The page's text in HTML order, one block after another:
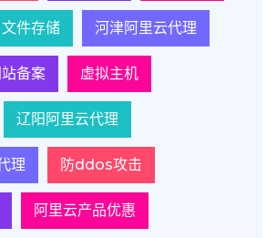
文件存储 河津阿里云代理
站备案 虚拟主机
辽阳阿里云代理
理 防ddos攻击
阿里云产品优惠